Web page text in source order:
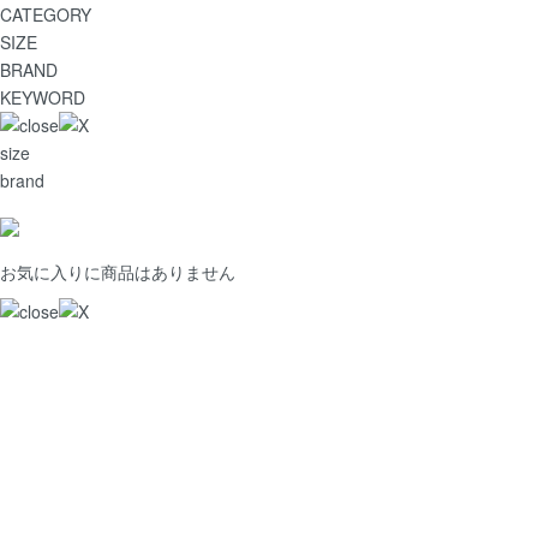
CATEGORY
SIZE
BRAND
KEYWORD
size
brand
お気に入りに商品はありません